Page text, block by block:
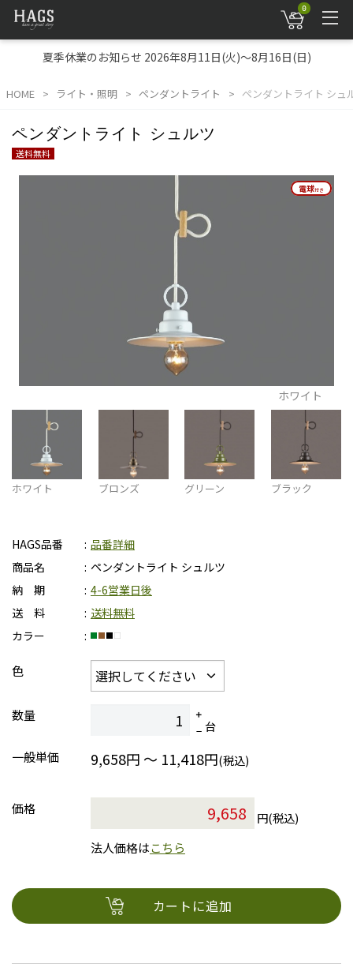
0
夏季休業のお知らせ 2026年8月11日(火)～8月16日(日)
HOME ライト・照明 ペンダントライト ペンダントライト シュ
ペンダントライト シュルツ
送料無料
電球付き
電球付き
ホワイト
ホワイト ブロンズ グリーン ブラック
HAGS品番
品番詳細
商品名
ペンダントライト シュルツ
納 期
4-6営業日後
送 料
送料無料
カラー
色
数量
台
一般単価
9,658円 ～ 11,418円(税込)
価格
円(税込)
法人価格はこちら
カートに追加